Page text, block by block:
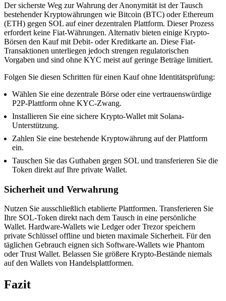
Der sicherste Weg zur Wahrung der Anonymität ist der Tausch
bestehender Kryptowährungen wie Bitcoin (BTC) oder Ethereum
(ETH) gegen SOL auf einer dezentralen Plattform. Dieser Prozess
erfordert keine Fiat-Währungen. Alternativ bieten einige Krypto-
Börsen den Kauf mit Debit- oder Kreditkarte an. Diese Fiat-
Transaktionen unterliegen jedoch strengen regulatorischen
Vorgaben und sind ohne KYC meist auf geringe Beträge limitiert.
Folgen Sie diesen Schritten für einen Kauf ohne Identitätsprüfung:
Wählen Sie eine dezentrale Börse oder eine vertrauenswürdige
P2P-Plattform ohne KYC-Zwang.
Installieren Sie eine sichere Krypto-Wallet mit Solana-
Unterstützung.
Zahlen Sie eine bestehende Kryptowährung auf der Plattform
ein.
Tauschen Sie das Guthaben gegen SOL und transferieren Sie die
Token direkt auf Ihre private Wallet.
Sicherheit und Verwahrung
Nutzen Sie ausschließlich etablierte Plattformen. Transferieren Sie
Ihre SOL-Token direkt nach dem Tausch in eine persönliche
Wallet. Hardware-Wallets wie Ledger oder Trezor speichern
private Schlüssel offline und bieten maximale Sicherheit. Für den
täglichen Gebrauch eignen sich Software-Wallets wie Phantom
oder Trust Wallet. Belassen Sie größere Krypto-Bestände niemals
auf den Wallets von Handelsplattformen.
Fazit